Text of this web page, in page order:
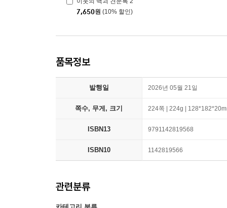
7,650원 (10% 할인)
품목정보
발행일 2026년 05월 21일
쪽수, 무게, 크기 224쪽 | 224g |
ISBN13 9791142819568
ISBN10 1142819566
관련분류